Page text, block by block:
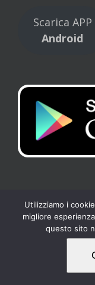
Scarica APP
Android
Copyright 2017
Utilizziamo i
migliore
questo sito